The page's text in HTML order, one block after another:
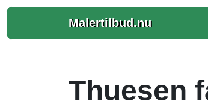
Malertilbud.nu
Thuesen